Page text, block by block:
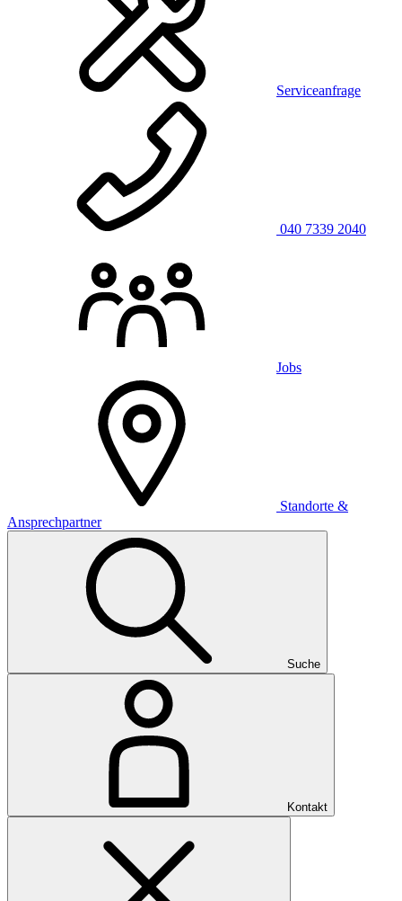
Serviceanfrage
040 7339 2040
Jobs
Standorte &
Ansprechpartner
Suche
Kontakt